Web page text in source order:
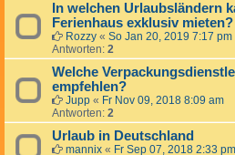
In welchen Urlaubsländern
Ferienhaus exklusiv mieten?
Rozzy « So Jan 20, 2019 7:17 pm
Antworten: 2
Welche
empfehlen?
Jupp « Fr Nov 09, 2018 8:09 am
Antworten: 2
Urlaub in Deutschland
mannix « Fr Sep 07, 2018 2:33 pm